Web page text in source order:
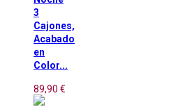
3
Cajones,
Acabado
en
Color...
89,90 €